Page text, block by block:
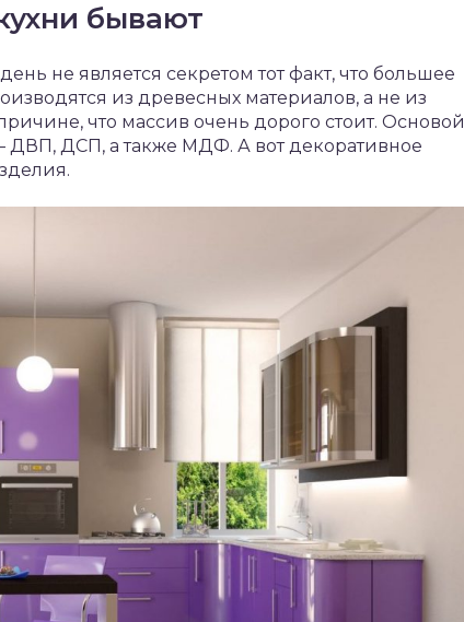
бывают
не является секретом тот факт, что большее
из древесных материалов, а не из
что массив очень дорого стоит. Основой
ДВП, ДСП, а также МДФ. А вот декоративное